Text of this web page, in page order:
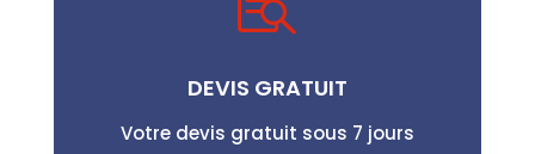
DEVIS GRATUIT
Votre devis gratuit sous 7 jours